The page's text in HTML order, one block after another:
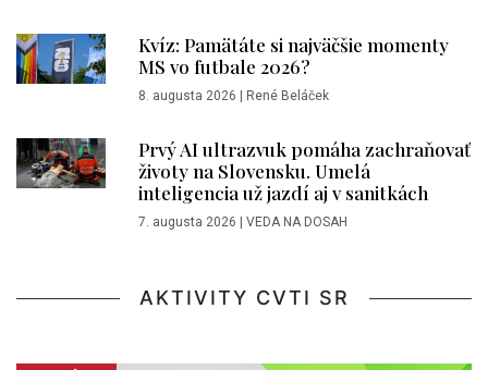
Kvíz: Pamätáte si najväčšie momenty
MS vo futbale 2026?
8. augusta 2026 | René Beláček
Prvý AI ultrazvuk pomáha zachraňovať
životy na Slovensku. Umelá
inteligencia už jazdí aj v sanitkách
7. augusta 2026 | VEDA NA DOSAH
AKTIVITY CVTI SR